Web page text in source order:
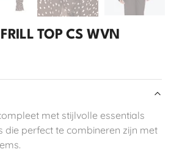
TOP CS WVN
met stijlvolle essentials
die perfect te combineren zijn met